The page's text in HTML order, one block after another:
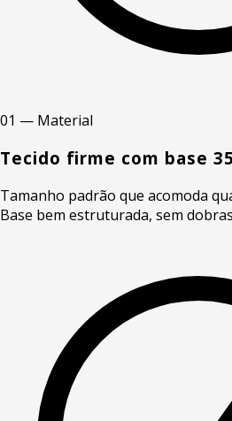
01 — Material
Tecido firme com base
Tamanho padrão que acomoda
Base bem estruturada, sem